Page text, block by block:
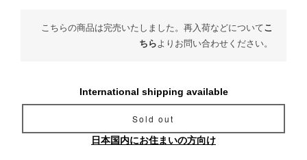
こちらの商品は完売いたしました。再入荷などについてこ
ちらよりお問い合わせください。
International shipping available
Sold out
日本国内にお住まいの方向け